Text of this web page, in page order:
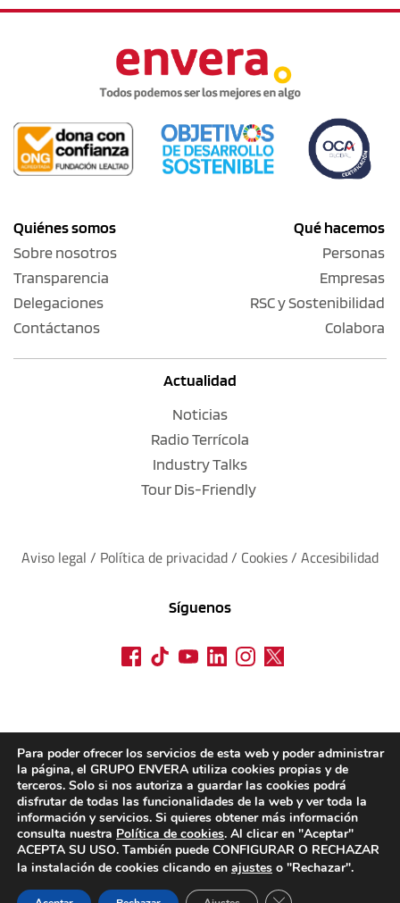
Quiénes somos
Sobre nosotros
Transparencia
Delegaciones
Contáctanos
Qué hacemos
Personas
Empresas
RSC y Sostenibilidad
Colabora
Actualidad
Noticias
Radio Terrícola
Industry Talks
Tour Dis-Friendly
Aviso legal / Política de privacidad / Cookies / Accesibilidad
Síguenos
Para poder ofrecer los servicios de esta web y poder administrar
la página, el GRUPO ENVERA utiliza cookies propias y de
terceros. Solo si nos autoriza a guardar las cookies podrá
disfrutar de todas las funcionalidades de la web y ver toda la
información y servicios. Si quieres obtener más información
consulta nuestra Política de cookies. Al clicar en "Aceptar"
ACEPTA SU USO. También puede CONFIGURAR O RECHAZAR
la instalación de cookies clicando en ajustes o "Rechazar".
CERRAR EL